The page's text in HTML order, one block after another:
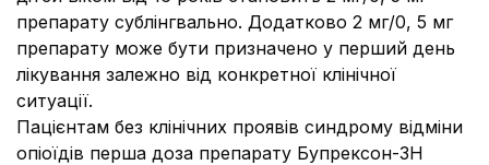
препарату сублінгвально. Додатково 2 мг/0, 5 мг
препарату може бути призначено у перший день
лікування залежно від конкретної клінічної
ситуації.
Пацієнтам без клінічних проявів синдрому відміни
опіоїдів перша доза препарату Бупрексон-ЗН